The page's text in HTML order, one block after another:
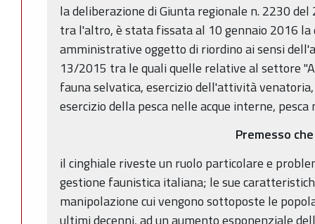
la deliberazione di Giunta regionale n. 2230
tra l'altro, è stata fissata al 10 gennaio 2016
amministrative oggetto di riordino ai sensi
13/2015 tra le quali quelle relative al settore
fauna selvatica, esercizio dell'attività
esercizio della pesca nelle acque interne,
Premesso che
il cinghiale riveste un ruolo particolare e
gestione faunistica italiana; le sue
manipolazione cui vengono sottoposte le
ultimi decenni, ad un aumento esponenziale